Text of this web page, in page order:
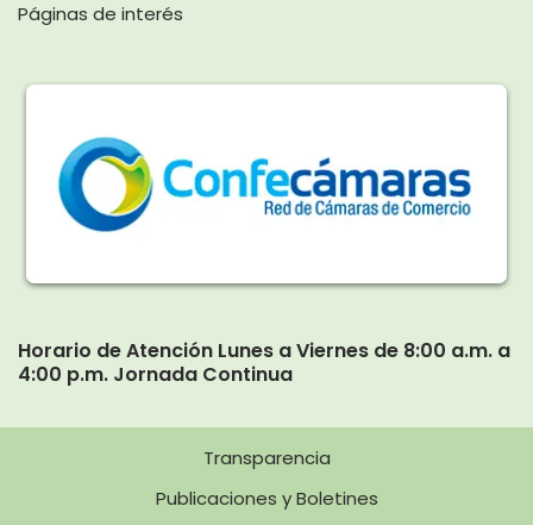
Páginas de interés
Horario de Atención Lunes a Viernes de 8:00 a.m. a
4:00 p.m. Jornada Continua
Transparencia
Publicaciones y Boletines